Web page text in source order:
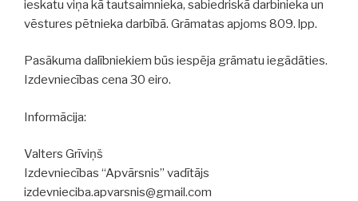
ieskatu viņa kā tautsaimnieka, sabiedriskā darbinieka un
vēstures pētnieka darbībā. Grāmatas apjoms 809. lpp.
Pasākuma dalībniekiem būs iespēja grāmatu iegādāties.
Izdevniecības cena 30 eiro.
Informācija:
Valters Grīviņš
Izdevniecības “Apvārsnis” vadītājs
izdevnieciba.apvarsnis@gmail.com